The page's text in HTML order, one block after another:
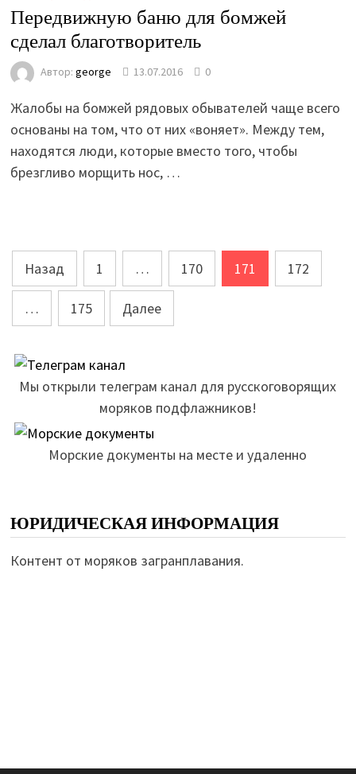
Передвижную баню для бомжей
сделал благотворитель
Автор: george 13.07.2016 0
Жалобы на бомжей рядовых обывателей чаще всего
основаны на том, что от них «воняет». Между тем,
находятся люди, которые вместо того, чтобы
брезгливо морщить нос, …
Пагинация
записей
Назад 1 … 170 171 172
… 175 Далее
Мы открыли телеграм канал для русскоговорящих
моряков подфлажников!
Морские документы на месте и удаленно
ЮРИДИЧЕСКАЯ ИНФОРМАЦИЯ
Контент от моряков загранплавания.